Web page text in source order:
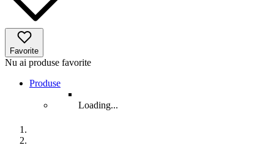
Favorite
Nu ai produse favorite
Produse
Loading...